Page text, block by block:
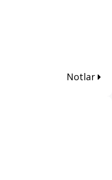
Notlar